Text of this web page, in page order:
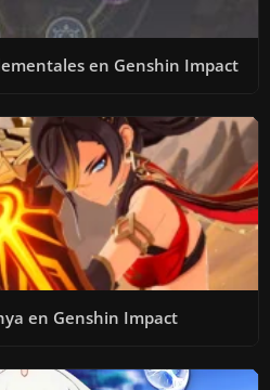
en Genshin Impact
en Genshin Impact